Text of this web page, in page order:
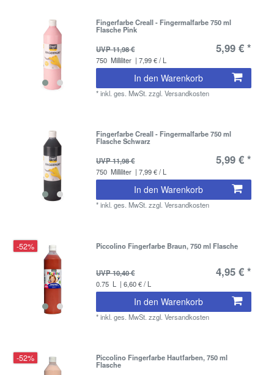
Fingerfarbe Creall - Fingermalfarbe 750 ml
Flasche Pink
UVP 11,98 €
5,99 € *
750 Milliliter | 7,99 € / L
In den Warenkorb
*inkl. ges. MwSt. zzgl.Versandkosten
Fingerfarbe Creall - Fingermalfarbe 750 ml
Flasche Schwarz
UVP 11,98 €
5,99 € *
750 Milliliter | 7,99 € / L
In den Warenkorb
*inkl. ges. MwSt. zzgl.Versandkosten
-52% Piccolino Fingerfarbe Braun, 750 ml Flasche
UVP 10,40 € 4,95 € *
0.75 L | 6,60 € / L
In den Warenkorb
*inkl. ges. MwSt. zzgl.Versandkosten
-52% Piccolino Fingerfarbe Hautfarben, 750 ml
Flasche